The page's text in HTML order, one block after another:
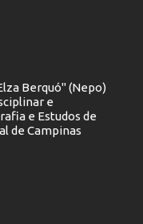
Berquó" (Nepo)
e
e Estudos de
de Campinas